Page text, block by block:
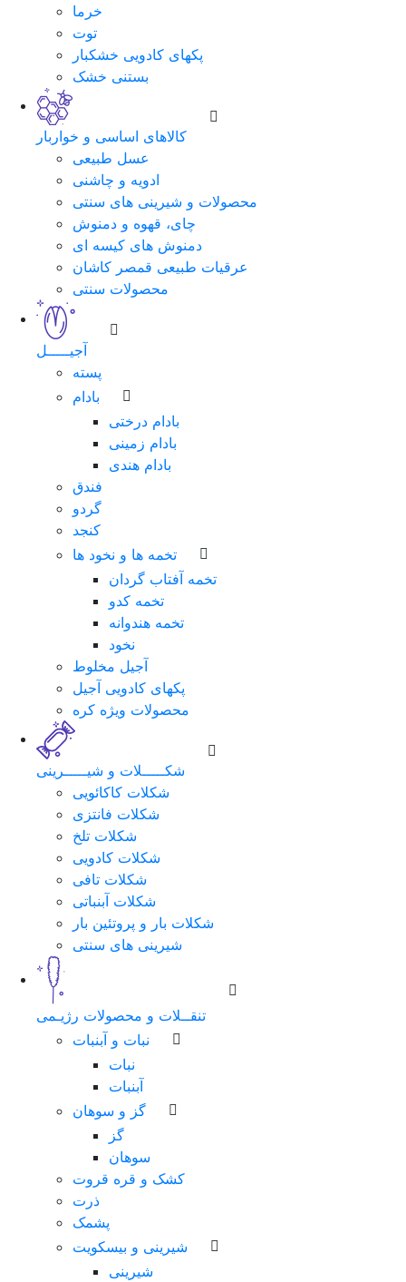
خرما
توت
پکهای کادویی خشکبار
بستنی خشک
کالاهای اساسی و خواربار
عسل طبیعی
ادویه و چاشنی
محصولات و شیرینی های سنتی
چای، قهوه و دمنوش
دمنوش های کیسه ای
عرقیات طبیعی قمصر کاشان
محصولات سنتی
آجیـــــل
پسته
بادام
بادام درختی
بادام زمینی
بادام هندی
فندق
گردو
کنجد
تخمه ها و نخود ها
تخمه آفتاب گردان
تخمه کدو
تخمه هندوانه
نخود
آجیل مخلوط
پکهای کادویی آجیل
محصولات ویژه کره
شکـــــلات و شیـــــرینی
شکلات کاکائویی
شکلات فانتزی
شکلات تلخ
شکلات کادویی
شکلات تافی
شکلات آبنباتی
شکلات بار و پروتئین بار
شیرینی های سنتی
تنقــلات و محصولات رژیـمی
نبات و آبنبات
نبات
آبنبات
گز و سوهان
گز
سوهان
کشک و قره قروت
ذرت
پشمک
شیرینی و بیسکویت
شیرینی